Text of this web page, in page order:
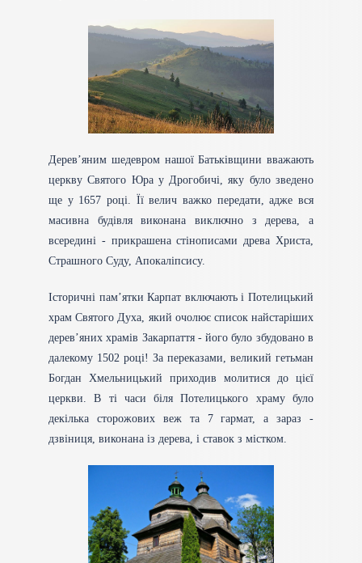
Дерев’яним шедевром нашої Батьківщини вважають
церкву Святого Юра у Дрогобичі, яку було зведено
ще у 1657 році. Її велич важко передати, адже вся
масивна будівля виконана виключно з дерева, а
всередині - прикрашена стінописами древа Христа,
Страшного Суду, Апокаліпсису.
Історичні пам’ятки Карпат включають і Потелицький
храм Святого Духа, який очолює список найстаріших
дерев’яних храмів Закарпаття - його було збудовано в
далекому 1502 році! За переказами, великий гетьман
Богдан Хмельницький приходив молитися до цієї
церкви. В ті часи біля Потелицького храму було
декілька сторожових веж та 7 гармат, а зараз -
дзвіниця, виконана із дерева, і ставок з містком.